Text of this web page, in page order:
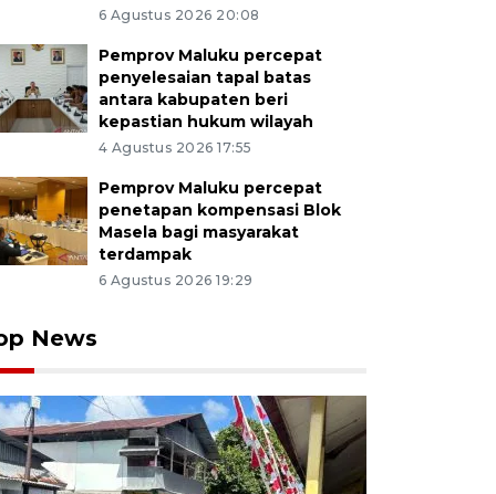
6 Agustus 2026 20:08
Pemprov Maluku percepat
penyelesaian tapal batas
antara kabupaten beri
kepastian hukum wilayah
4 Agustus 2026 17:55
Pemprov Maluku percepat
penetapan kompensasi Blok
Masela bagi masyarakat
terdampak
6 Agustus 2026 19:29
News